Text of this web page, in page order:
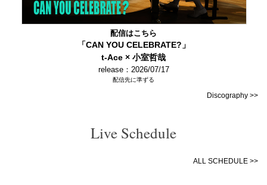
配信はこちら
「CAN YOU CELEBRATE?」
t-Ace × 小室哲哉
release：2026/07/17
配信先に準ずる
Discography >>
Live Schedule
ALL SCHEDULE >>